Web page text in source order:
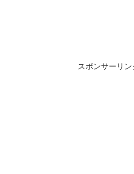
スポンサーリン